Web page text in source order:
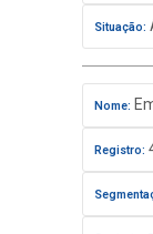
Situação:
Nome:
Registro: